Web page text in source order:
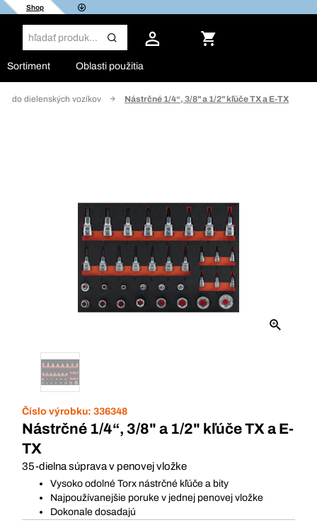
Shop
Sortiment Oblasti použitia
do dielenských vozíkov Nástrčné 1/4“, 3/8" a 1/2" kľúče TX a E-TX
Číslo výrobku: 336348
Nástrčné 1/4“, 3/8" a 1/2" kľúče TX a E-
TX
35-dielna súprava v penovej vložke
Vysoko odolné Torx nástrčné kľúče a bity
Najpoužívanejšie poruke v jednej penovej vložke
Dokonale dosadajú